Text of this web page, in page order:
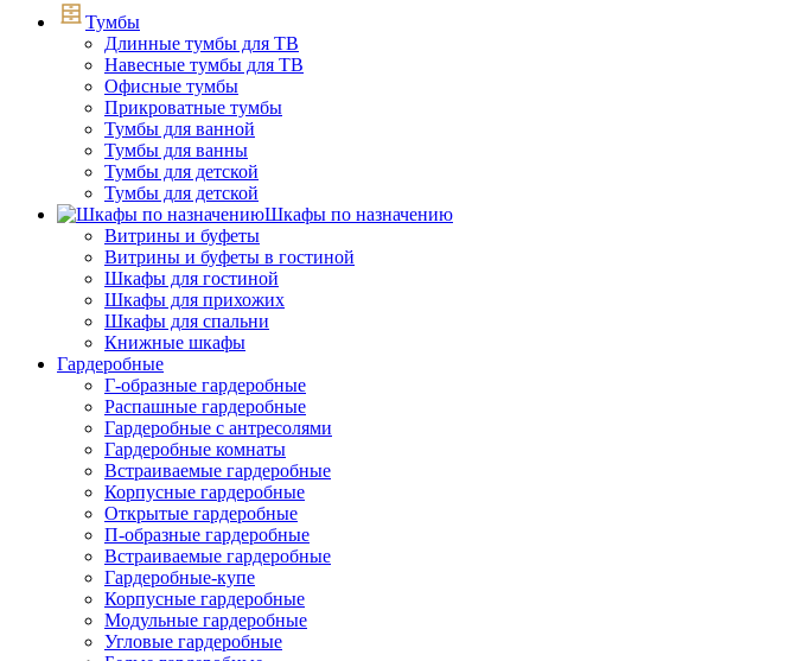
Тумбы
Длинные тумбы для ТВ
Навесные тумбы для ТВ
Офисные тумбы
Прикроватные тумбы
Тумбы для ванной
Тумбы для ванны
Тумбы для детской
Тумбы для детской
Шкафы по назначению
Витрины и буфеты
Витрины и буфеты в гостиной
Шкафы для гостиной
Шкафы для прихожих
Шкафы для спальни
Книжные шкафы
Гардеробные
Г-образные гардеробные
Распашные гардеробные
Гардеробные с антресолями
Гардеробные комнаты
Встраиваемые гардеробные
Корпусные гардеробные
Открытые гардеробные
П-образные гардеробные
Встраиваемые гардеробные
Гардеробные-купе
Корпусные гардеробные
Модульные гардеробные
Угловые гардеробные